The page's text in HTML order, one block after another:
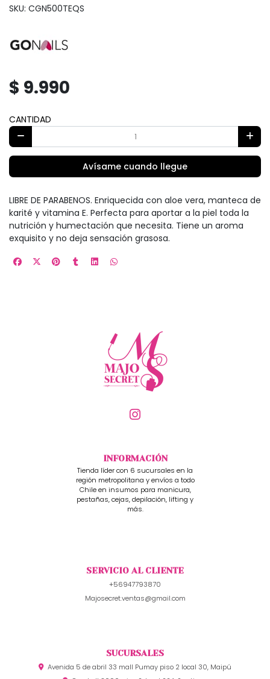
SKU: CGN500TEQS
$ 9.990
CANTIDAD
Avísame cuando llegue
LIBRE DE PARABENOS. Enriquecida con aloe vera, manteca de
karité y vitamina E. Perfecta para aportar a la piel toda la
nutrición y humectación que necesita. Tiene un aroma
exquisito y no deja sensación grasosa.
INFORMACIÓN
Tienda líder con 6 sucursales en la
región metropolitana y envíos a todo
Chile en insumos para manicura,
pestañas, cejas, depilación, lifting y
más.
SERVICIO AL CLIENTE
+56947793870
Majosecret.ventas@gmail.com
SUCURSALES
Avenida 5 de abril 33 mall Pumay piso 2 local 30, Maipú